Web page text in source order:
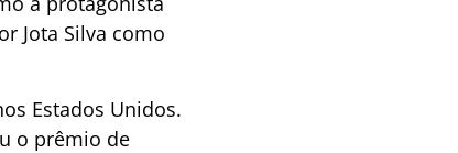
Jota Silva como
Estados Unidos.
o prêmio de